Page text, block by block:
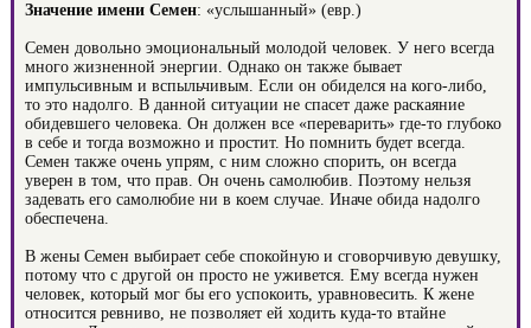
Значение имени Семен: «услышанный» (евр.)
Семен довольно эмоциональный молодой человек. У него всегда
много жизненной энергии. Однако он также бывает
импульсивным и вспыльчивым. Если он обиделся на кого-либо,
то это надолго. В данной ситуации не спасет даже раскаяние
обидевшего человека. Он должен все «переварить» где-то глубоко
в себе и тогда возможно и простит. Но помнить будет всегда.
Семен также очень упрям, с ним сложно спорить, он всегда
уверен в том, что прав. Он очень самолюбив. Поэтому нельзя
задевать его самолюбие ни в коем случае. Иначе обида надолго
обеспечена.
В жены Семен выбирает себе спокойную и сговорчивую девушку,
потому что с другой он просто не уживется. Ему всегда нужен
человек, который мог бы его успокоить, уравновесить. К жене
относится ревниво, не позволяет ей ходить куда-то втайне